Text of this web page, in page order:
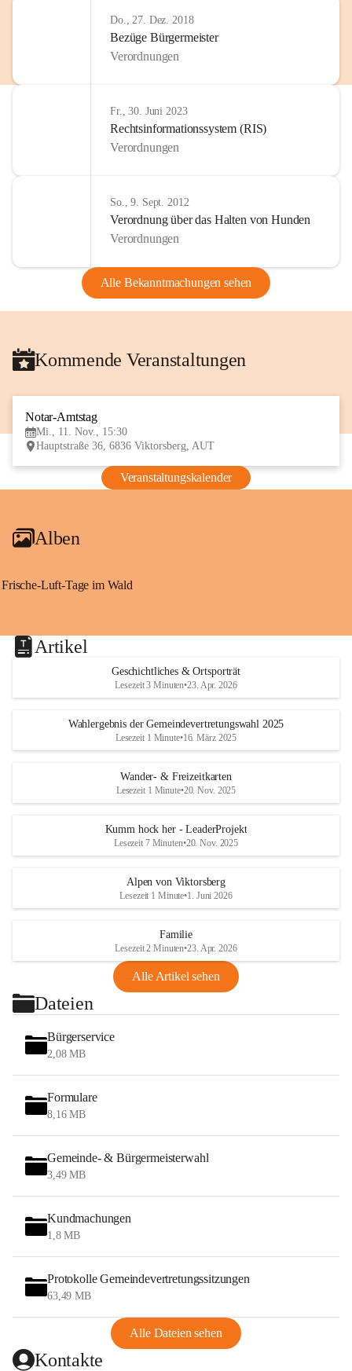
Do., 27. Dez. 2018
Bezüge Bürgermeister
Verordnungen
Fr., 30. Juni 2023
Rechtsinformationssystem (RIS)
Verordnungen
So., 9. Sept. 2012
Verordnung über das Halten von Hunden
Verordnungen
Alle Bekanntmachungen sehen
Kommende Veranstaltungen
Notar-Amtstag
Mi., 11. Nov., 15:30
Hauptstraße 36, 6836 Viktorsberg, AUT
Veranstaltungskalender
Alben
Frische-Luft-Tage im Wald
Artikel
Geschichtliches & Ortsporträt
Lesezeit 3 Minuten•23. Apr. 2026
Wahlergebnis der Gemeindevertretungswahl 2025
Lesezeit 1 Minute•16. März 2025
Wander- & Freizeitkarten
Lesezeit 1 Minute•20. Nov. 2025
Kumm hock her - LeaderProjekt
Lesezeit 7 Minuten•20. Nov. 2025
Alpen von Viktorsberg
Lesezeit 1 Minute•1. Juni 2026
Familie
Lesezeit 2 Minuten•23. Apr. 2026
Alle Artikel sehen
Dateien
Bürgerservice
2,08 MB
Formulare
8,16 MB
Gemeinde- & Bürgermeisterwahl
3,49 MB
Kundmachungen
1,8 MB
Protokolle Gemeindevertretungssitzungen
63,49 MB
Alle Dateien sehen
Kontakte